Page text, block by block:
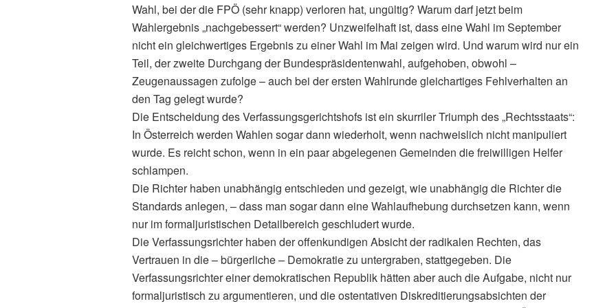
Wahl, bei der die FPÖ (sehr knapp) verloren hat, ungültig? Warum darf jetzt beim
Wahlergebnis „nachgebessert“ werden? Unzweifelhaft ist, dass eine Wahl im September
nicht ein gleichwertiges Ergebnis zu einer Wahl im Mai zeigen wird. Und warum wird nur ein
Teil, der zweite Durchgang der Bundespräsidentenwahl, aufgehoben, obwohl –
Zeugenaussagen zufolge – auch bei der ersten Wahlrunde gleichartiges Fehlverhalten an
den Tag gelegt wurde?
Die Entscheidung des Verfassungsgerichtshofs ist ein skurriler Triumph des „Rechtsstaats“:
In Österreich werden Wahlen sogar dann wiederholt, wenn nachweislich nicht manipuliert
wurde. Es reicht schon, wenn in ein paar abgelegenen Gemeinden die freiwilligen Helfer
schlampen.
Die Richter haben unabhängig entschieden und gezeigt, wie unabhängig die Richter die
Standards anlegen, – dass man sogar dann eine Wahlaufhebung durchsetzen kann, wenn
nur im formaljuristischen Detailbereich geschludert wurde.
Die Verfassungsrichter haben der offenkundigen Absicht der radikalen Rechten, das
Vertrauen in die – bürgerliche – Demokratie zu untergraben, stattgegeben. Die
Verfassungsrichter einer demokratischen Republik hätten aber auch die Aufgabe, nicht nur
formaljuristisch zu argumentieren, und die ostentativen Diskreditierungsabsichten der